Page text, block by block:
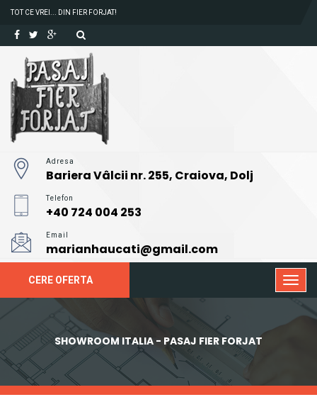
TOT CE VREI... DIN FIER FORJAT!
Adresa
Bariera Vâlcii nr. 255, Craiova, Dolj
Telefon
+40 724 004 253
Email
marianhaucati@gmail.com
CERE OFERTA
SHOWROOM ITALIA - PASAJ FIER FORJAT